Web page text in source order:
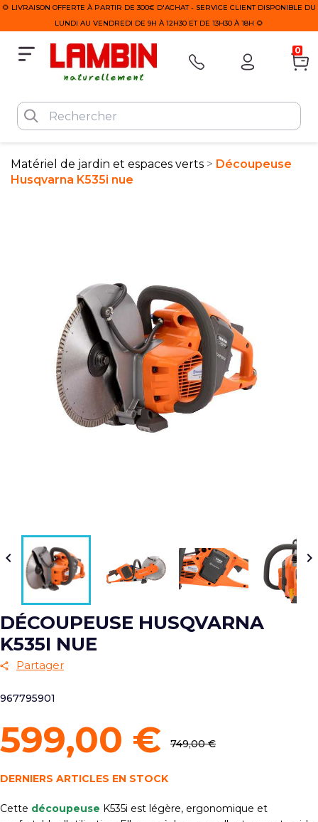
🌻 LIVRAISON OFFERTE À PARTIR DE 300€ D'ACHAT - SERVICE CLIENT DISPONIBLE DU
LUNDI AU VENDREDI DE 9H À 12H30 ET DE 13H30 À 18H 🌻
0
Matériel de jardin et espaces verts
Découpeuse
Husqvarna K535i nue
 
DÉCOUPEUSE HUSQVARNA
K535I NUE
Partager
967795901
599,00 € 749,00 €
DERNIERS ARTICLES EN STOCK
Cette découpeuse K535i est légère, ergonomique et